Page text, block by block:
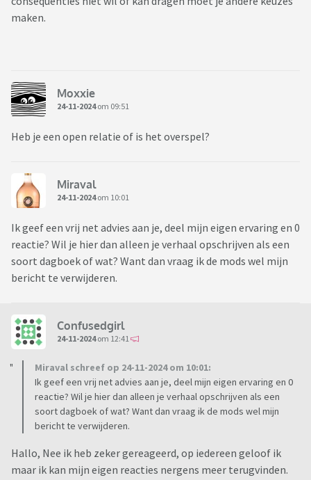
maken.
Moxxie
24-11-2024om 09:51
Heb je een open relatie of is het overspel?
Miraval
24-11-2024om 10:01
Ik geef een vrij net advies aan je, deel mijn eigen ervaring en 0
reactie? Wil je hier dan alleen je verhaal opschrijven als een
soort dagboek of wat? Want dan vraag ik de mods wel mijn
bericht te verwijderen.
Confusedgirl
24-11-2024om 12:41
Miraval schreef op 24-11-2024 om 10:01:
Ik geef een vrij net advies aan je, deel mijn eigen ervaring en 0
reactie? Wil je hier dan alleen je verhaal opschrijven als een
soort dagboek of wat? Want dan vraag ik de mods wel mijn
bericht te verwijderen.
Hallo, Nee ik heb zeker gereageerd, op iedereen geloof ik
maar ik kan mijn eigen reacties nergens meer terugvinden.